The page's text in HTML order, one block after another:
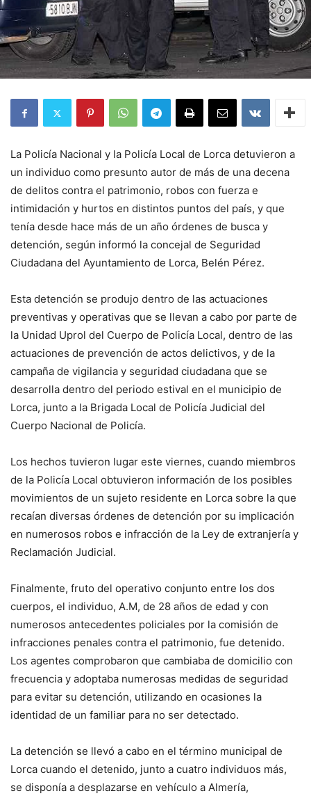
La Policía Nacional y la Policía Local de Lorca detuvieron a
un individuo como presunto autor de más de una decena
de delitos contra el patrimonio, robos con fuerza e
intimidación y hurtos en distintos puntos del país, y que
tenía desde hace más de un año órdenes de busca y
detención, según informó la concejal de Seguridad
Ciudadana del Ayuntamiento de Lorca, Belén Pérez.
Esta detención se produjo dentro de las actuaciones
preventivas y operativas que se llevan a cabo por parte de
la Unidad Uprol del Cuerpo de Policía Local, dentro de las
actuaciones de prevención de actos delictivos, y de la
campaña de vigilancia y seguridad ciudadana que se
desarrolla dentro del periodo estival en el municipio de
Lorca, junto a la Brigada Local de Policía Judicial del
Cuerpo Nacional de Policía.
Los hechos tuvieron lugar este viernes, cuando miembros
de la Policía Local obtuvieron información de los posibles
movimientos de un sujeto residente en Lorca sobre la que
recaían diversas órdenes de detención por su implicación
en numerosos robos e infracción de la Ley de extranjería y
Reclamación Judicial.
Finalmente, fruto del operativo conjunto entre los dos
cuerpos, el individuo, A.M, de 28 años de edad y con
numerosos antecedentes policiales por la comisión de
infracciones penales contra el patrimonio, fue detenido.
Los agentes comprobaron que cambiaba de domicilio con
frecuencia y adoptaba numerosas medidas de seguridad
para evitar su detención, utilizando en ocasiones la
identidad de un familiar para no ser detectado.
La detención se llevó a cabo en el término municipal de
Lorca cuando el detenido, junto a cuatro individuos más,
se disponía a desplazarse en vehículo a Almería,